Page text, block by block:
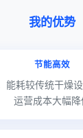
我的优势
节能高效
能耗较传统干燥
运营成本大幅降